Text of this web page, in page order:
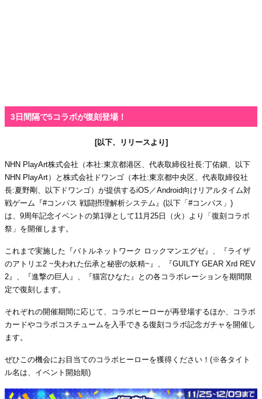
3日間隔で5コラボが復刻登場！
[以下、リリースより]
NHN PlayArt株式会社（本社:東京都港区、代表取締役社長:丁佑鎭、以下
NHN PlayArt）と株式会社ドワンゴ（本社:東京都中央区、代表取締役社
長:夏野剛、以下ドワンゴ）が提供するiOS／Android向けリアルタイム対
戦ゲーム『#コンパス 戦闘摂理解析システム』(以下「#コンパス」)
は、9周年記念イベントの第1弾として11月25日（火）より「復刻コラボ
祭」を開催します。
これまで実施した『バトルネットワーク ロックマンエグゼ』、『ライザ
のアトリエ2 ~失われた伝承と秘密の妖精~』、『GUILTY GEAR Xrd REV
2』、『進撃の巨人』、『猫宮ひなた』との各コラボレーションを期間限
定で復刻します。
それぞれの開催期間に応じて、コラボヒーローが再登場するほか、コラボ
カードやコラボコスチュームを入手できる復刻コラボ記念ガチャを開催し
ます。
ぜひこの機会にお目当てのコラボヒーローを獲得ください！(※各タイト
ル名は、イベント開始順)